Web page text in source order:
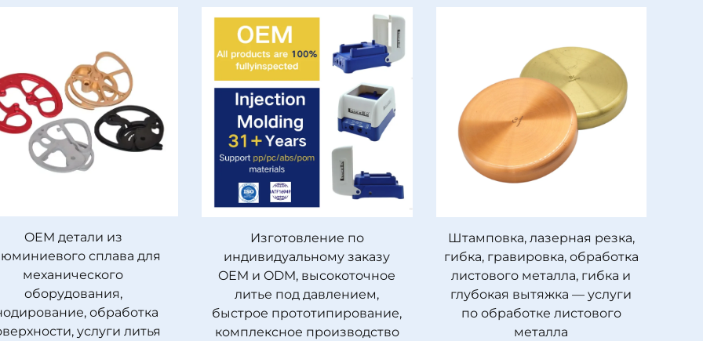
OEM детали из
сплава для
механического
оборудования,
обработка
услуги литья
Изготовление по
индивидуальному заказу
OEM и ODM, высокоточное
литье под давлением,
быстрое прототипирование,
комплексное производство
Штамповка, лазерная резка,
гибка, гравировка, обработка
листового металла, гибка и
глубокая вытяжка — услуги
по обработке листового
металла